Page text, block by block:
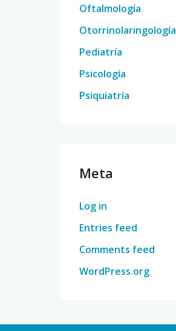
Oftalmología
Otorrinolaringología
Pediatría
Psicología
Psiquiatría
Meta
Log in
Entries feed
Comments feed
WordPress.org